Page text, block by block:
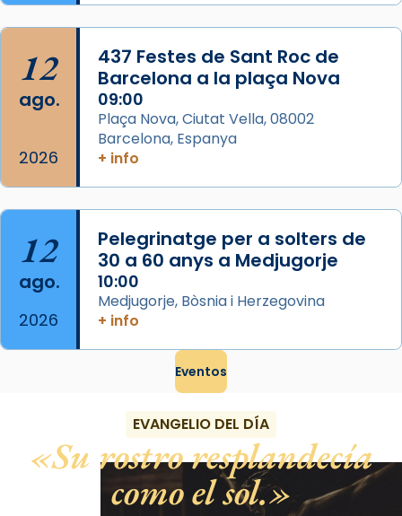
View on Facebook · Share
12
ago.
2026
437 Festes de Sant Roc de
Barcelona a la plaça Nova
09:00
Plaça Nova, Ciutat Vella, 08002
Barcelona, Espanya
+ info
12
ago.
2026
Pelegrinatge per a solters de
30 a 60 anys a Medjugorje
10:00
Medjugorje, Bòsnia i Herzegovina
+ info
Eventos
EVANGELIO DEL DÍA
Su rostro resplandecía
como el sol.